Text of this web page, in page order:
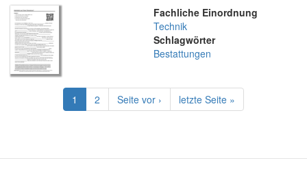
Fachliche Einordnung
Technik
Schlagwörter
Bestattungen
Seitennummerierung
Aktuelle
Seite
1 Page
2
Nächste
Seite
Seite vor ›
Letzte
Seite
letzte Seite »